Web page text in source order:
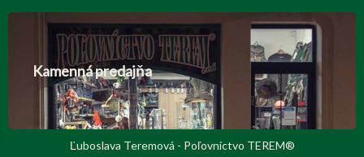
Kamenná predajňa
Ľuboslava Teremová - Poľovnictvo TEREM®